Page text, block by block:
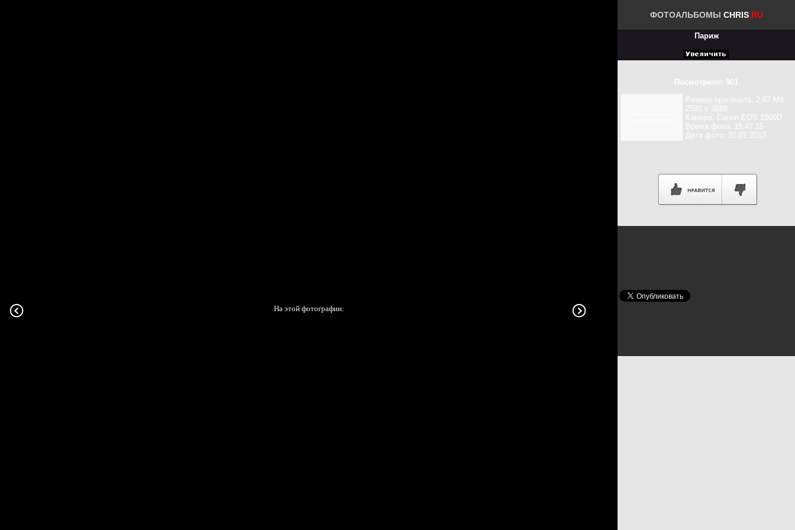
На этой фотографии:
ФОТОАЛЬБОМЫ CHRIS.RU
Париж
Посмотрело: 901
Размер оригинала: 2.67 Мб.
2592 x 3888
Камера: Canon EOS 1000D
Время фото: 15:47:15
Дата фото: 31.01.2013